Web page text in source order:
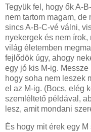
Tegyük fel, hogy ők A-
nem tartom magam,
sincs A-B-C-vé válni,
nyekergek és nem
világ életemben
fejlődök úgy, ahogy
egy jó kis M-ig.
hogy soha nem leszek
el az M-ig. (Bocs, elég
szemléltető példával,
lesz, amit mondani
És hogy mit érek egy